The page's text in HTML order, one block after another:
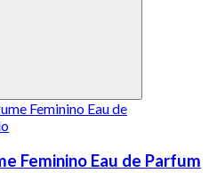
Feminino Eau de Parfum